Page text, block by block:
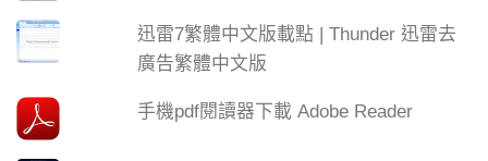
迅雷7繁體中文版載點 | Thunder 迅雷去
廣告繁體中文版
手機pdf閱讀器下載 Adobe Reader